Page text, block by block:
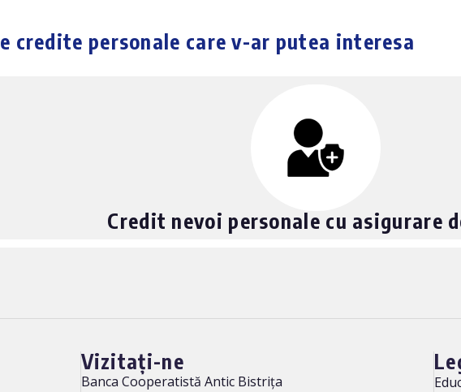
credite personale care v-ar putea interesa
Credit nevoi personale cu asigurare
Vizitați-ne
Banca Cooperatistă Antic Bistrița